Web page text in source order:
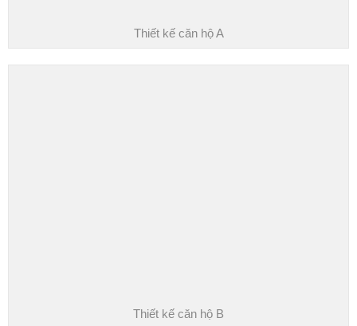
Thiết kế căn hộ A
Thiết kế căn hộ B